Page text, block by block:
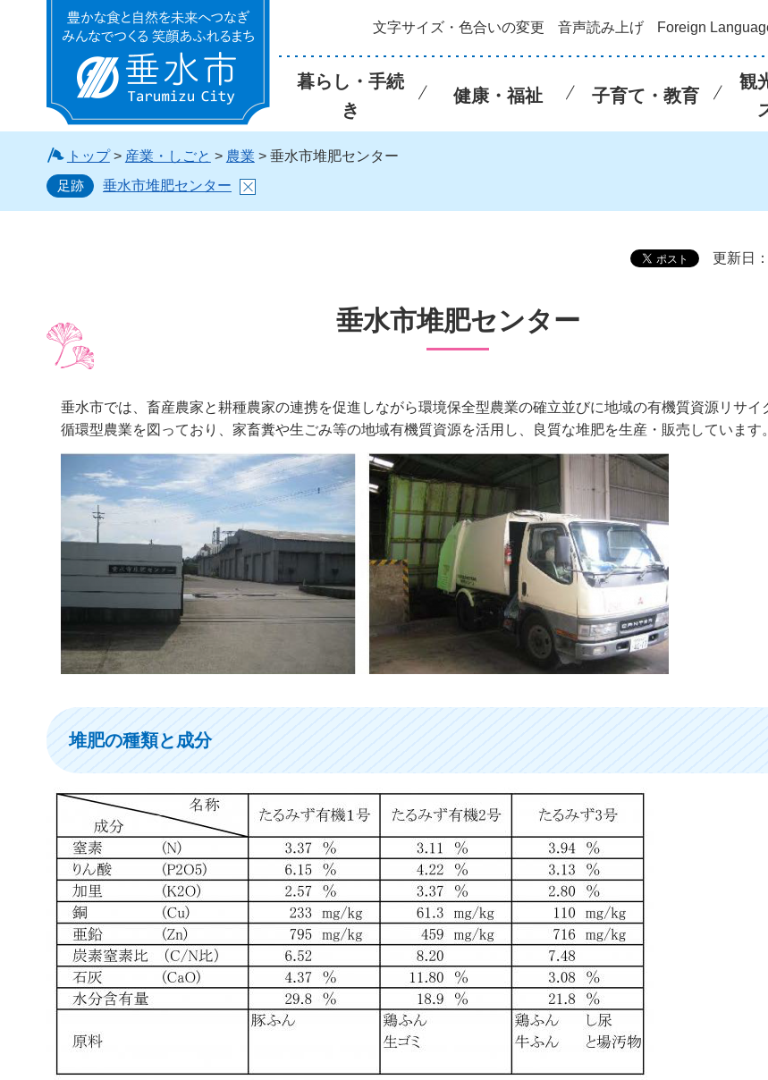
垂水市 文字サイズ・色合いの変更 音声読み上げ Foreign
暮らし・手続
き
健康・福祉 子育て・教育
観
トップ> 産業・しごと > 農業 > 垂水市堆肥センター
足跡
垂水市堆肥センター
更新日
垂水市堆肥センター
垂水市では、畜産農家と耕種農家の連携を促進しながら環境保全型農業の確立並びに地域の有機質資源リサイ
循環型農業を図っており、家畜糞や生ごみ等の地域有機質資源を活用し、良質な堆肥を生産・販売しています。
堆肥の種類と成分